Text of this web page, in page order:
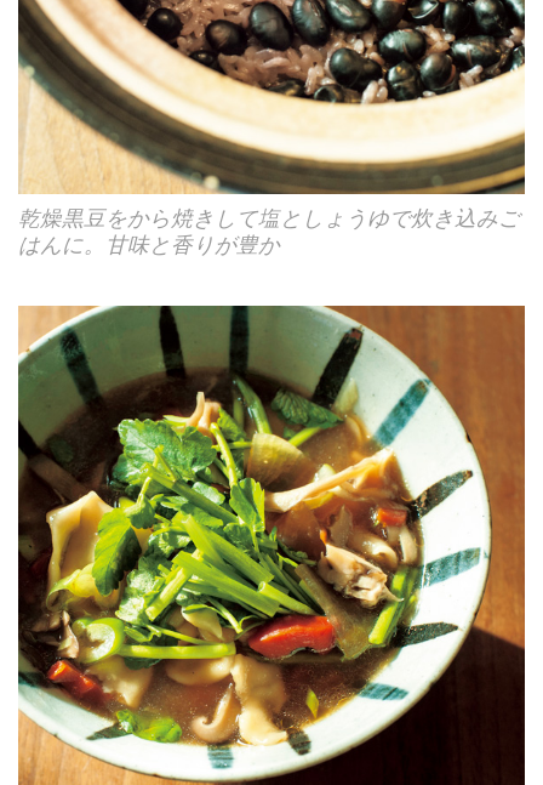
乾燥黒豆をから焼きして塩としょうゆで炊き込みご
はんに。甘味と香りが豊か